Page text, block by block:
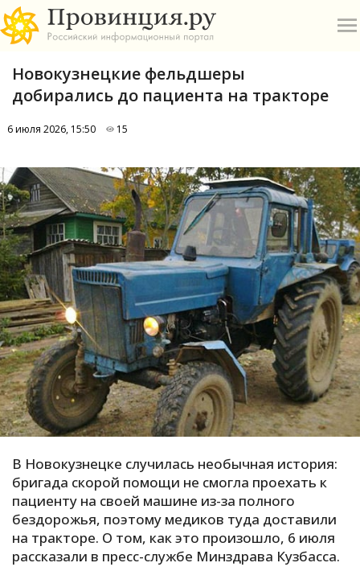
А
Б
В
Е
К
О
П
Р
С
Т
У
Новокузнецкие фельдшеры
добирались до пациента на тракторе
6 июля 2026, 15:50 15
В Новокузнецке случилась необычная история:
бригада скорой помощи не смогла проехать к
пациенту на своей машине из-за полного
бездорожья, поэтому медиков туда доставили
на тракторе. О том, как это произошло, 6 июля
рассказали в пресс-службе Минздрава Кузбасса.